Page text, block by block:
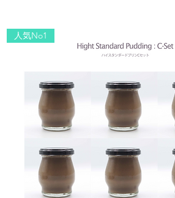
人気No1